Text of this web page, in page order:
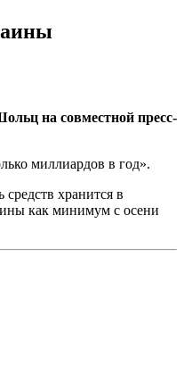
на совместной пресс-
миллиардов в год».
хранится в
как минимум с осени